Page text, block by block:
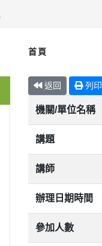
首頁
返回 列印
機關/單位名稱
講題
講師
辦理日期時間
參加人數